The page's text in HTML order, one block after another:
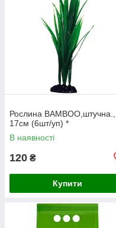
Рослина BAMBOO,штучна.,
17см (6шт/уп) *
В наявності
120 ₴
Купити